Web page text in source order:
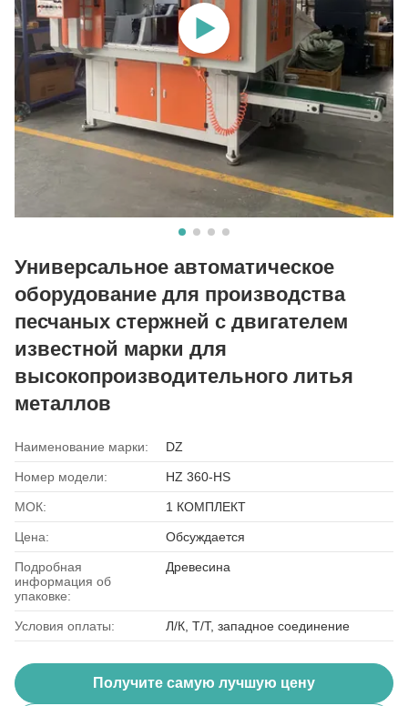
Универсальное автоматическое
оборудование для производства
песчаных стержней с двигателем
известной марки для
высокопроизводительного литья
металлов
Наименование марки: DZ
Номер модели: HZ 360-HS
МОК: 1 КОМПЛЕКТ
Цена: Обсуждается
Подробная
информация об
упаковке:
Древесина
Условия оплаты: Л/К, Т/Т, западное соединение
Получите самую лучшую цену